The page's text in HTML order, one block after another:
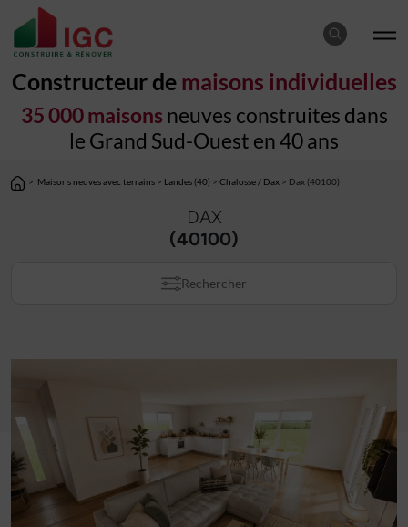
Constructeur de maisons individuelles
35 000 maisons neuves construites dans
le Grand Sud-Ouest en 40 ans
> Maisons neuves avec terrains > Landes (40) > Chalosse / Dax > Dax (40100)
DAX
(40100)
Rechercher